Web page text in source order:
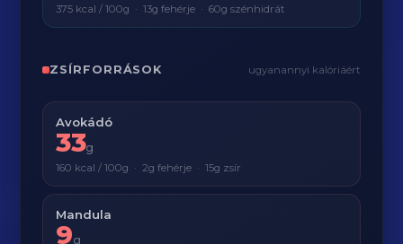
375 kcal / 100g · 13g fehérje · 60g szénhidrát
ZSÍRFORRÁSOK ugyanannyi kalóriáért
Avokádó
33g
160 kcal / 100g · 2g fehérje · 15g zsír
Mandula
9g